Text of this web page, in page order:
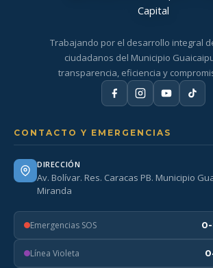
Trabajando por el desarrollo integral
ciudadanos del Municipio
transparencia, eficiencia y
CONTACTO Y EMERGENCIAS
DIRECCIÓN
Av. Bolívar. Res. Caracas PB. Municipio
Miranda
Emergencias SOS
Línea Violeta